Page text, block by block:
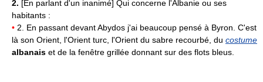
2. [En parlant d'un inanimé] Qui concerne l'Albanie ou ses
habitants :
• 2. En passant devant Abydos j'ai beaucoup pensé à Byron. C'est
là son Orient, l'Orient turc, l'Orient du sabre recourbé, du costume
albanais et de la fenêtre grillée donnant sur des flots bleus.